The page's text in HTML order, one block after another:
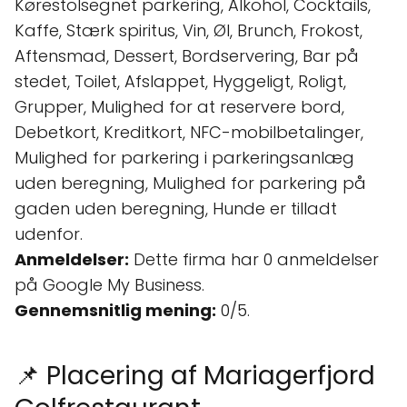
Kørestolsegnet parkering, Alkohol, Cocktails,
Kaffe, Stærk spiritus, Vin, Øl, Brunch, Frokost,
Aftensmad, Dessert, Bordservering, Bar på
stedet, Toilet, Afslappet, Hyggeligt, Roligt,
Grupper, Mulighed for at reservere bord,
Debetkort, Kreditkort, NFC-mobilbetalinger,
Mulighed for parkering i parkeringsanlæg
uden beregning, Mulighed for parkering på
gaden uden beregning, Hunde er tilladt
udenfor.
Anmeldelser: Dette firma har 0 anmeldelser
på Google My Business.
Gennemsnitlig mening: 0/5.
📌 Placering af Mariagerfjord